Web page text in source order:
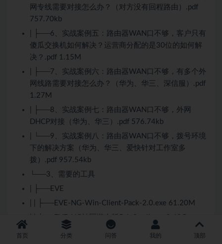
网专线需要对接怎么办？（对方没有回程路由）.pdf
757.70kb
| ├──6、实战案例五：路由器WAN口不够，客户只有
傻瓜交换机如何解决？运营商分配的是30位的如何解
决？.pdf 1.15M
| ├──7、实战案例六：路由器WAN口不够，有多个外
网线路需要对接怎么办？（华为、华三、深信服）.pdf
1.27M
| ├──8、实战案例七：路由器WAN口不够，外网
DHCP对接（华为、华三）.pdf 576.74kb
| └──9、实战案例八：路由器WAN口不够，拨号环境
下的解决方案（华为、华三、爱快针对工作室多
拨）.pdf 957.54kb
└──3、需要的工具
| ├──EVE
| | ├──EVE-NG-Win-Client-Pack-2.0.exe 61.20M
| └──华为华三模拟器
首页 分类 问答 我的 顶部